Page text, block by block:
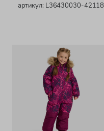
артикул: L36430030-42118